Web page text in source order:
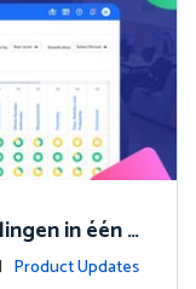
in één o
beheersin
Product Updates